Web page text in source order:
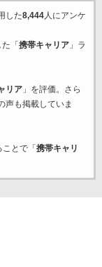
した8,444人にアンケ
「 携帯キャリア」ラ
リア」を評価。さら
声も掲載していま
とで「 携帯キャリ